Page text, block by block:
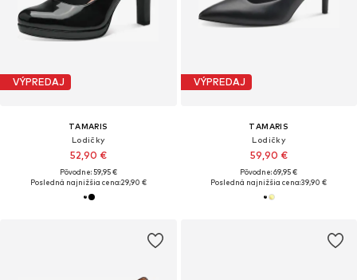
VÝPREDAJ
TAMARIS
Lodičky
52,90 €
Pôvodne: 59,95 €
Posledná najnižšia cena:29,90 €
VÝPREDAJ
TAMARIS
Lodičky
59,90 €
Pôvodne: 69,95 €
Posledná najnižšia cena:39,90 €